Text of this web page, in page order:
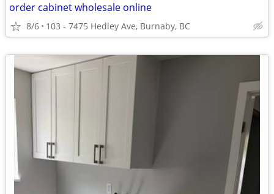
order cabinet wholesale online
8/6 103 - 7475 Hedley Ave, Burnaby, BC